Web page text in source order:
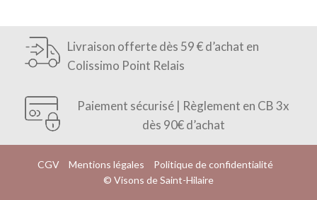
Livraison offerte dès 59 € d’achat en
Colissimo Point Relais
Paiement sécurisé | Règlement en CB 3x
dès 90€ d’achat
CGV Mentions légales
Politique de confidentialité
© Visons de Saint-Hilaire